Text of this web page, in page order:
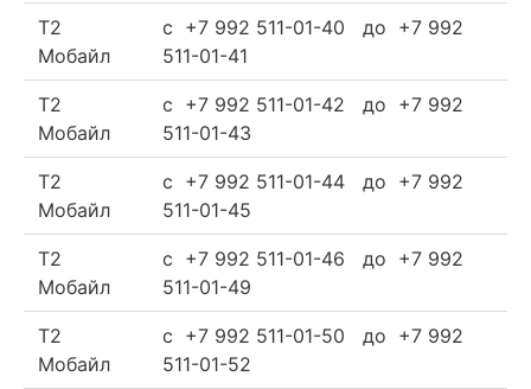
Т2
Мобайл
c +7 992 511-01-40 до +7 992
511-01-41
Т2
Мобайл
c +7 992 511-01-42 до +7 992
511-01-43
Т2
Мобайл
c +7 992 511-01-44 до +7 992
511-01-45
Т2
Мобайл
c +7 992 511-01-46 до +7 992
511-01-49
Т2
Мобайл
c +7 992 511-01-50 до +7 992
511-01-52